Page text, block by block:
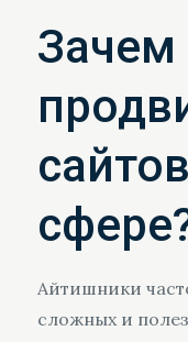
Зачем
Айтишники
сложных и